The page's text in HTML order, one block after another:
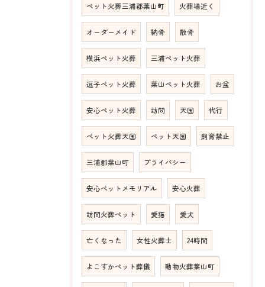
ペット火葬三浦郡葉山町 火葬場近く
オーダーメイド 納骨 散骨
横浜ペット火葬 三浦ペット火葬
逗子ペット火葬 葉山ペット火葬 お盆
安心ペット火葬 訪問 天国 代行
ペット火葬天国 ペット天国 飼育禁止
三浦郡葉山町 プライバシー
安心ペットメモリアル 安心火葬
訪問火葬ペット 愛猫 愛犬
亡くなった 女性火葬士 24時間
よこすかペット葬儀 動物火葬葉山町